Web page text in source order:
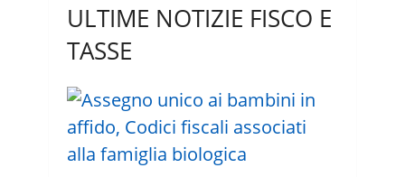
ULTIME NOTIZIE FISCO E
TASSE